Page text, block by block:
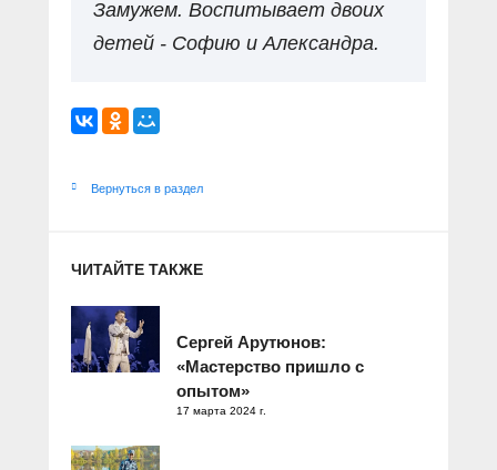
Замужем. Воспитывает двоих
детей - Софию и Александра.
Вернуться в раздел
ЧИТАЙТЕ ТАКЖЕ
Сергей Арутюнов:
«Мастерство пришло с
опытом»
17 марта 2024 г.